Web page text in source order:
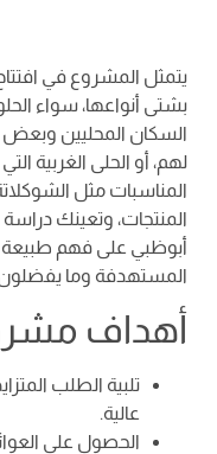
يتمثل المشروع في
بشتى أنواعها، سواء
السكان المحليين وبعض
لهم، أو الحلى الغربية
المناسبات مثل
المنتجات، وتعينك
أبوظبي على فهم طبيعة
المستهدفة وما
أهداف
تلبية الطلب
عالية.
الحصول على